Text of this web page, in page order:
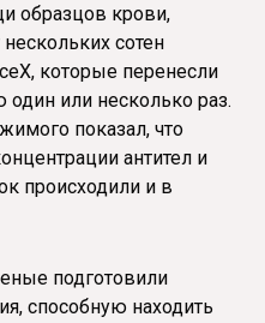
образцов крови,
сотен
которые перенесли
или несколько раз.
показал, что
антител и
происходили и в
подготовили
способную находить